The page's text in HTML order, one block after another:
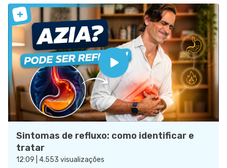
Sintomas de refluxo: como identificar e
tratar
12:09 | 4.553 visualizações